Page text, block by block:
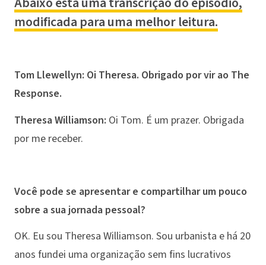
modificada para uma melhor leitura.
Tom Llewellyn: Oi Theresa. Obrigado por vir ao The
Response.
Theresa Williamson: Oi Tom. É um prazer. Obrigada
por me receber.
Você pode se apresentar e compartilhar um pouco
sobre a sua jornada pessoal?
OK. Eu sou Theresa Williamson. Sou urbanista e há 20
anos fundei uma organização sem fins lucrativos